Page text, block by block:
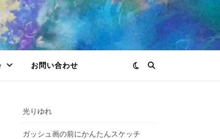
お問い合わせ
光りゆれ
ガッシュ画の前にかんたんスケッチ